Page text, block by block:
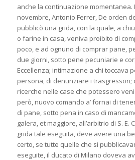
anche la continuazione momentanea.
novembre, Antonio Ferrer, De orden
pubblicò una grida, con la quale, a
o farine in casa, veniva proibito di
poco, e ad ognuno di comprar pane,
due giorni, sotto pene pecuniarie e
Eccellenza; intimazione a chi toccava
persona, di denunziare i trasgressori;
ricerche nelle case che potessero
però, nuovo comando a’ fornai di
di pane, sotto pena in caso di
galera, et maggiore, all’arbitrio di S. E.
grida tale eseguita, deve avere una
certo, se tutte quelle che si
eseguite, il ducato di Milano doveva